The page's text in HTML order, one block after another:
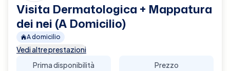
Visita Dermatologica + Mappatura
dei nei (A Domicilio)
A domicilio
Vedi altre prestazioni
Prima disponibilità
Prezzo